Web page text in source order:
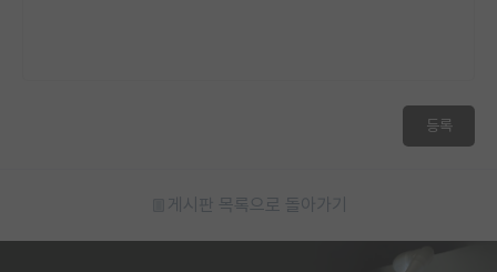
등록
게시판 목록으로 돌아가기